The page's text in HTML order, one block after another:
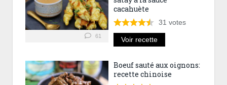
61
cacahuète
31 votes
Voir recette
Boeuf sauté aux oignons:
recette chinoise